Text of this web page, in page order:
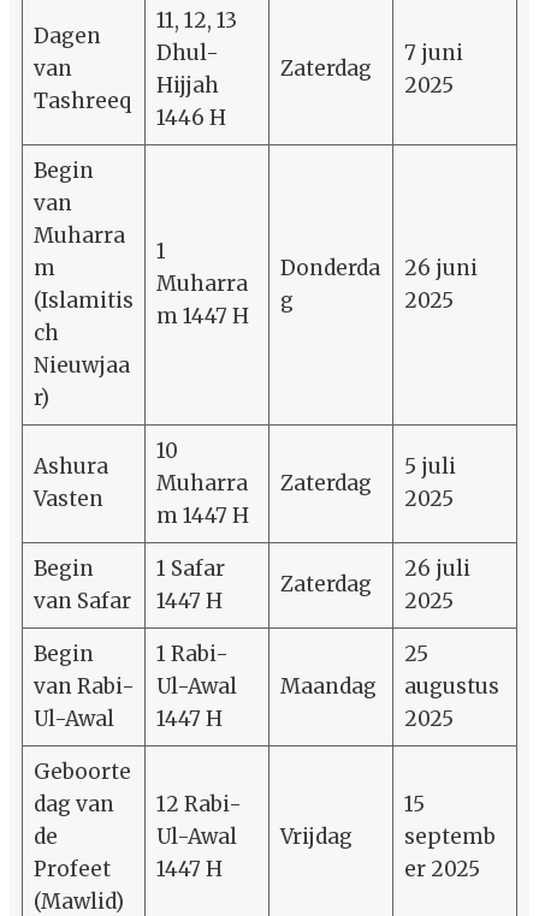
Dagen
van
Tashreeq
11, 12, 13
Dhul-
Hijjah
1446 H
Zaterdag
7 juni
2025
Begin
van
Muharra
m
(Islamitis
ch
Nieuwjaa
r)
1
Muharra
m 1447 H
Donderda
g
26 juni
2025
Ashura
Vasten
10
Muharra
m 1447 H
Zaterdag
5 juli
2025
Begin
van Safar
1 Safar
1447 H
Zaterdag
26 juli
2025
Begin
van Rabi-
Ul-Awal
1 Rabi-
Ul-Awal
1447 H
Maandag
25
augustus
2025
Geboorte
dag van
de
Profeet
(Mawlid)
12 Rabi-
Ul-Awal
1447 H
Vrijdag
15
septemb
er 2025